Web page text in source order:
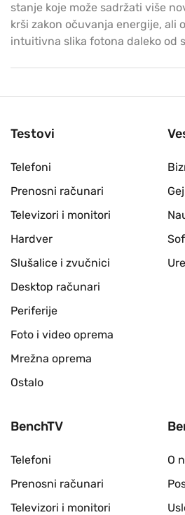
stanje koje može sadržati više
krši zakon očuvanja energije, ali
intuitivna slika fotona daleko od
Testovi
Telefoni
Prenosni računari
Televizori i monitori
Hardver
Slušalice i zvučnici
Desktop računari
Periferije
Foto i video oprema
Mrežna oprema
Ostalo
BenchTV
Telefoni
Prenosni računari
Televizori i monitori
O